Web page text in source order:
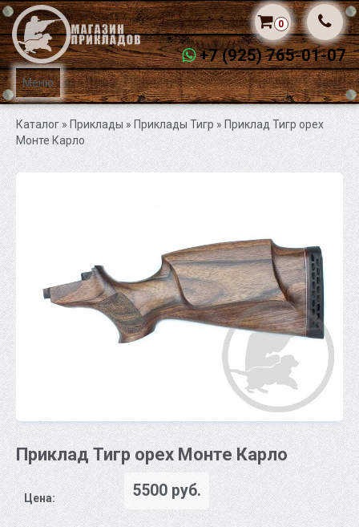
Меню
+7 (925) 765-01-07
0
Каталог» Приклады »Приклады Тигр» Приклад Тигр орех
Монте Карло
Приклад Тигр орех Монте Карло
Цена: 5500 руб.